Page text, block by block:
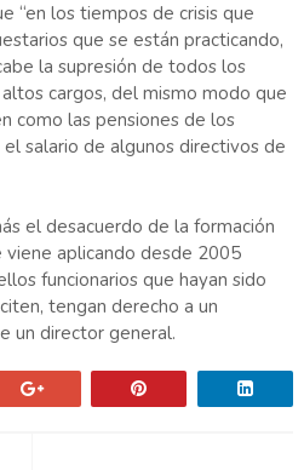
“en los tiempos de crisis que
que se están practicando,
la supresión de todos los
cargos, del mismo modo que
como las pensiones de los
salario de algunos directivos de
el desacuerdo de la formación
aplicando desde 2005
funcionarios que hayan sido
tengan derecho a un
un director general.